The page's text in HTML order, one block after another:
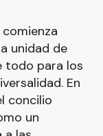
unidad de
todo para los
En
concilio
un